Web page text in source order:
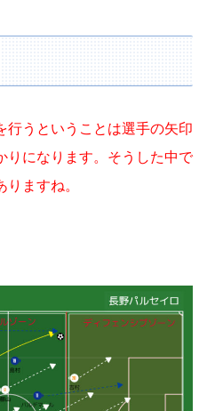
行うということは選手の矢印
りになります。そうした中で
ますね。